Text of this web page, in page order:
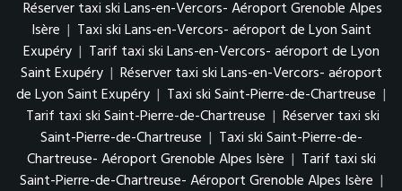
Réserver taxi ski Lans-en-Vercors- Aéroport Grenoble Alpes
Isère | Taxi ski Lans-en-Vercors- aéroport de Lyon Saint
Exupéry | Tarif taxi ski Lans-en-Vercors- aéroport de Lyon
Saint Exupéry | Réserver taxi ski Lans-en-Vercors- aéroport
de Lyon Saint Exupéry | Taxi ski Saint-Pierre-de-Chartreuse |
Tarif taxi ski Saint-Pierre-de-Chartreuse | Réserver taxi ski
Saint-Pierre-de-Chartreuse | Taxi ski Saint-Pierre-de-
Chartreuse- Aéroport Grenoble Alpes Isère | Tarif taxi ski
Saint-Pierre-de-Chartreuse- Aéroport Grenoble Alpes Isère |